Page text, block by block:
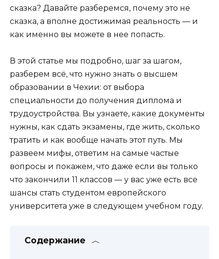
сказка? Давайте разберемся, почему это не
сказка, а вполне достижимая реальность — и
как именно вы можете в нее попасть.
В этой статье мы подробно, шаг за шагом,
разберем всё, что нужно знать о высшем
образовании в Чехии: от выбора
специальности до получения диплома и
трудоустройства. Вы узнаете, какие документы
нужны, как сдать экзамены, где жить, сколько
тратить и как вообще начать этот путь. Мы
развеем мифы, ответим на самые частые
вопросы и покажем, что даже если вы только
что закончили 11 классов — у вас уже есть все
шансы стать студентом европейского
университета уже в следующем учебном году.
Содержание